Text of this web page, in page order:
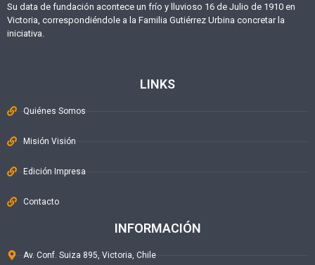
Su data de fundación acontece un frío y lluvioso 16 de Julio de 1910 en
Victoria, correspondiéndole a la Familia Gutiérrez Urbina concretar la
iniciativa.
LINKS
Quiénes Somos
Misión Visión
Edición Impresa
Contacto
INFORMACIÓN
Av. Conf. Suiza 895, Victoria, Chile